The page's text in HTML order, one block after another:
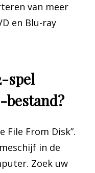
van meer
en Blu-ray
spel
bestand?
File From Disk”.
in de
Zoek uw